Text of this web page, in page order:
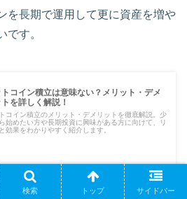
を長期で運用して更に資産を増や
です。
トコイン積立は意味ない？メリット・デメ
トを詳しく解説！
コイン積立のメリット・デメリットを徹底解説。少
始めたい方や長期投資に興味がある方に向けて、リ
効果をわかりやすく紹介します。
検索 トップ サイドバー